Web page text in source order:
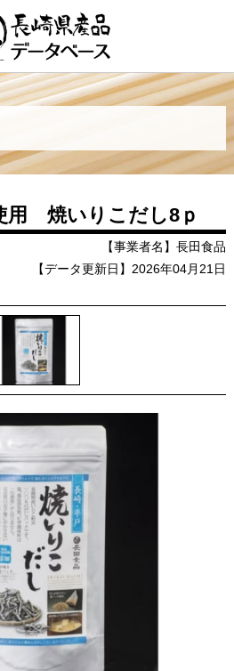
用 焼いりこだし8ｐ
【事業者名】長田食品
【データ更新日】2026年04月21日